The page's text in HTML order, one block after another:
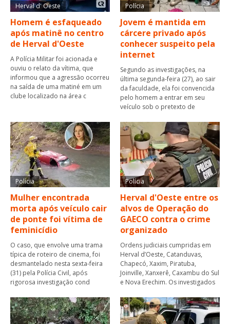
Herval d' Oeste
Homem é esfaqueado
após matinê no centro
de Herval d'Oeste
A Polícia Militar foi acionada e
ouviu o relato da vítima, que
informou que a agressão ocorreu
na saída de uma matiné em um
clube localizado na área c
Polícia
Jovem é mantida em
cárcere privado após
conhecer suspeito pela
internet
Segundo as investigações, na
última segunda-feira (27), ao sair
da faculdade, ela foi convencida
pelo homem a entrar em seu
veículo sob o pretexto de
Polícia
Mulher encontrada
morta após veículo cair
de ponte foi vítima de
feminicídio
O caso, que envolve uma trama
típica de roteiro de cinema, foi
desmantelado nesta sexta-feira
(31) pela Polícia Civil, após
rigorosa investigação cond
Polícia
Herval d'Oeste entre os
alvos de Operação do
GAECO contra o crime
organizado
Ordens judiciais cumpridas em
Herval d’Oeste, Catanduvas,
Chapecó, Xaxim, Piratuba,
Joinville, Xanxerê, Caxambu do Sul
e Nova Erechim. Os investigados